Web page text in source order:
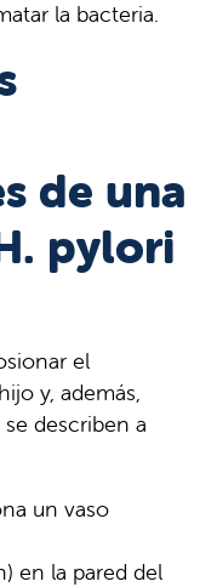
la bacteria.
de una
pylori
el
y, además,
describen a
un vaso
en la pared del